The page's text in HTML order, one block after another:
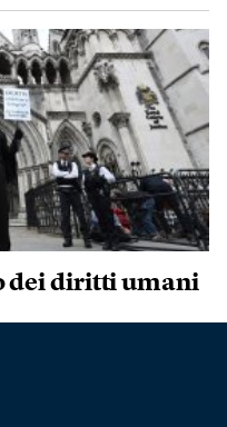
dei diritti umani